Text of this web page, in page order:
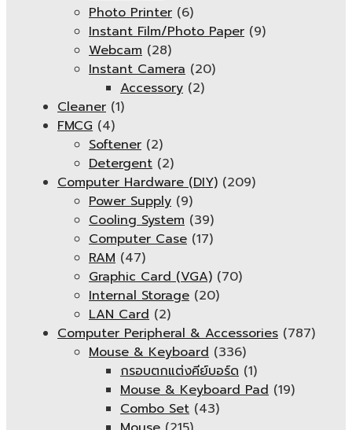
Photo Printer (6)
Instant Film/Photo Paper (9)
Webcam (28)
Instant Camera (20)
Accessory (2)
Cleaner (1)
FMCG (4)
Softener (2)
Detergent (2)
Computer Hardware (DIY) (209)
Power Supply (9)
Cooling System (39)
Computer Case (17)
RAM (47)
Graphic Card (VGA) (70)
Internal Storage (20)
LAN Card (2)
Computer Peripheral & Accessories (787)
Mouse & Keyboard (336)
กรอบตกแต่งคีย์บอร์ด (1)
Mouse & Keyboard Pad (19)
Combo Set (43)